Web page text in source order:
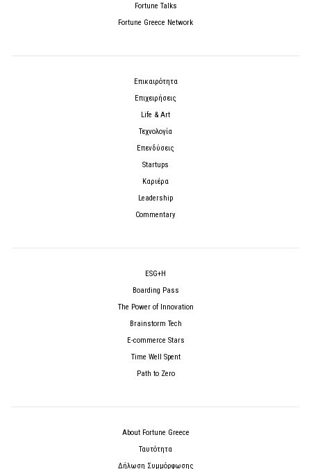
Fortune Talks
Fortune Greece Network
Επικαιρότητα
Επιχειρήσεις
Life & Art
Τεχνολογία
Επενδύσεις
Startups
Καριέρα
Leadership
Commentary
ESG+H
Boarding Pass
The Power of Innovation
Brainstorm Tech
E-commerce Stars
Time Well Spent
Path to Zero
About Fortune Greece
Ταυτότητα
Δήλωση Συμμόρφωσης